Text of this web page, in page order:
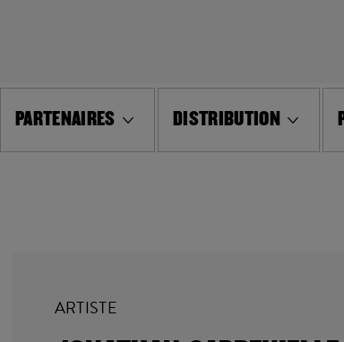
PARTENAIRES DISTRIBUTION
ARTISTE